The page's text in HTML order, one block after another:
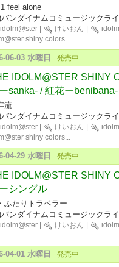
1 feel alone
バンダイナムコミュージックラ
idolm@ster けいおん
shiny colors...
06-03 水曜日 発売中
IDOLM@STER SHINY
sanka- / 紅花ーbenibana-
流
バンダイナムコミュージックラ
idolm@ster けいおん
shiny colors...
04-29 水曜日 発売中
IDOLM@STER SHINY
シングル
ふたりトラベラー
バンダイナムコミュージックラ
idolm@ster けいおん
04-01 水曜日 発売中